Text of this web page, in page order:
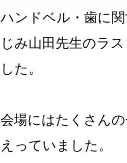
ハンドベル・歯に
じみ山田先生のラ
した。
会場にはたくさん
えっていました。